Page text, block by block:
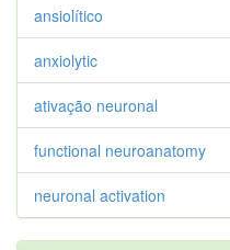
ansiolítico
anxiolytic
ativação neuronal
functional neuroanatomy
neuronal activation